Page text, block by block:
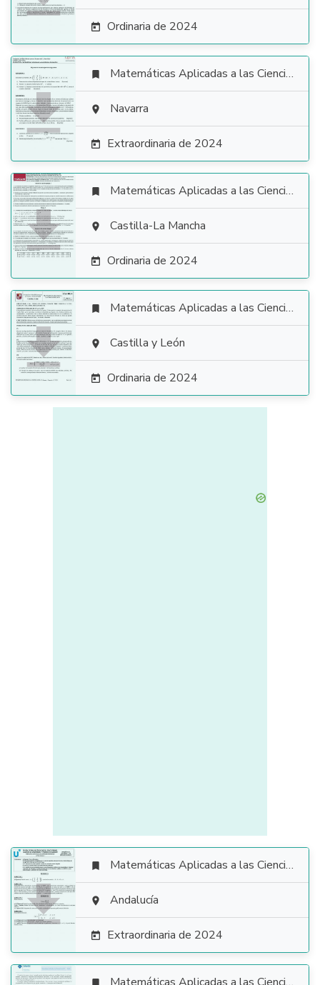
 Ordinaria de 2024

 Matemáticas Aplicadas a las Ciencias Sociales
 Navarra
 Extraordinaria de 2024

 Matemáticas Aplicadas a las Ciencias Sociales
 Castilla-La Mancha
 Ordinaria de 2024

 Matemáticas Aplicadas a las Ciencias Sociales
 Castilla y León
 Ordinaria de 2024

 Matemáticas Aplicadas a las Ciencias Sociales
 Andalucía
 Extraordinaria de 2024